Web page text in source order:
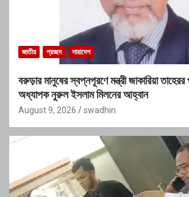
জাতীয় প্রচ্ছদ সারাদেশ
বরুড়ার মানুষের স্বপ্নপূরণে মন্ত্রী জাকারিয়া
অধ্যাপক নুরুল ইসলাম মিলনের আহ্বান
August 9, 2026 swadhin